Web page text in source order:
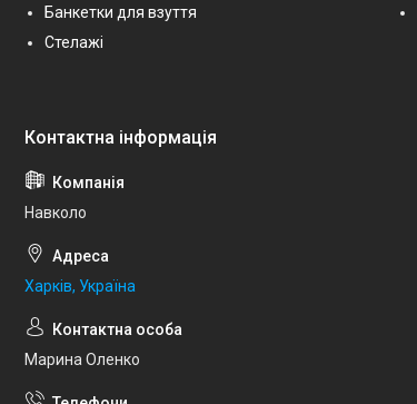
Банкетки для взуття
Стелажі
Навколо
Харків, Україна
Марина Оленко